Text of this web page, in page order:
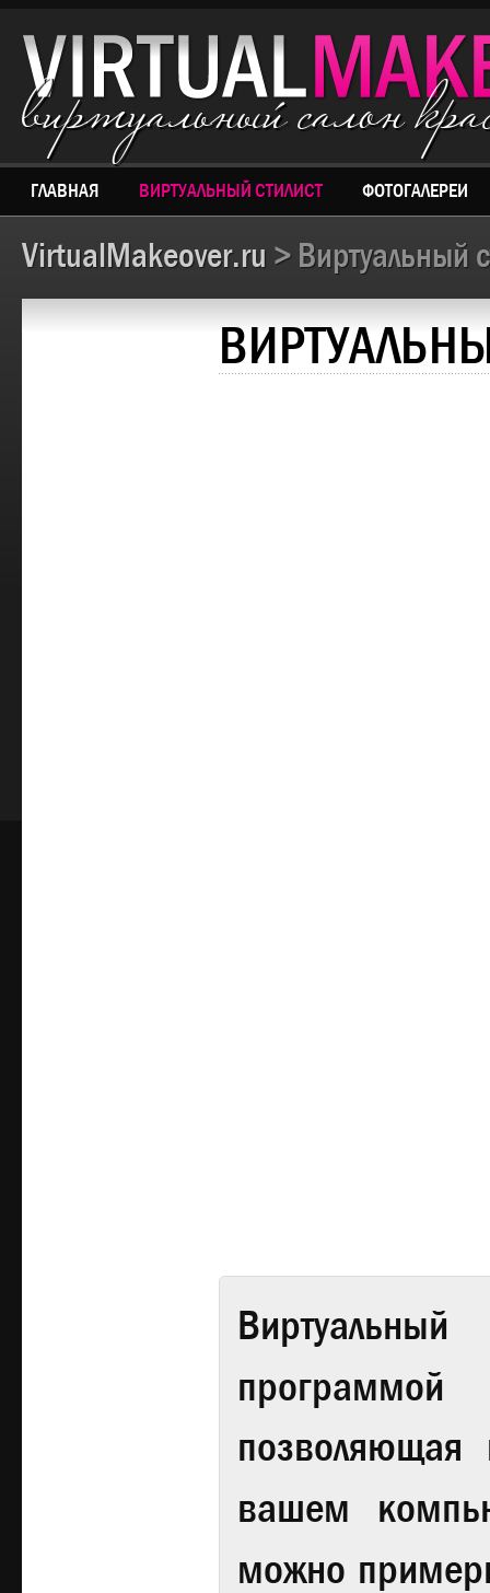
виртуальный салон
ГЛАВНАЯ ВИРТУАЛЬНЫЙ СТИЛИСТ ФОТОГАЛЕРЕИ
VirtualMakeover.ru > Виртуальный
Виртуальный
вашем
можно